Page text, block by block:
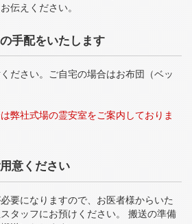
伝えください。
手配をいたします
ださい。ご自宅の場合はお布団（ベッ
弊社式場の霊安室をご案内しておりま
意ください
要になりますので、お医者様からいた
タッフにお預けください。 搬送の準備